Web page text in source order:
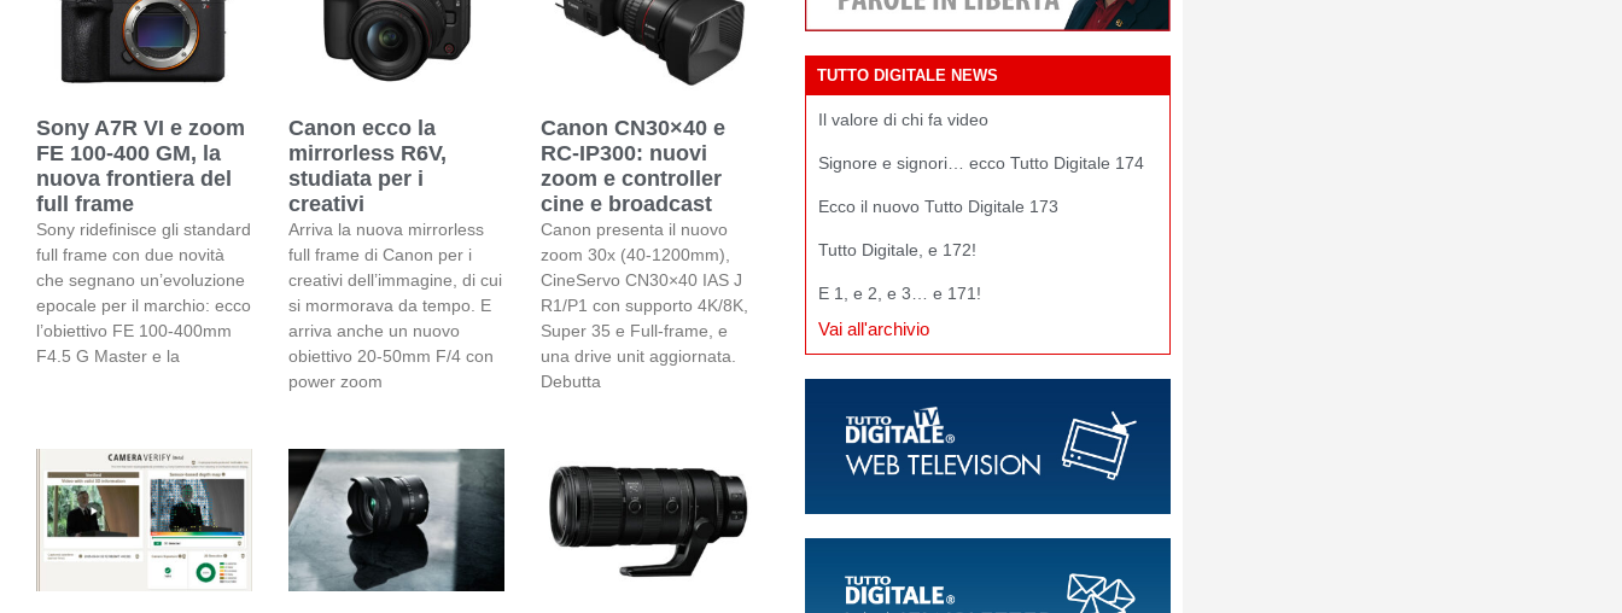
Sony A7R VI e zoom
FE 100-400 GM, la
nuova frontiera del
full frame
Sony ridefinisce gli standard
full frame con due novità
che segnano un’evoluzione
epocale per il marchio: ecco
l’obiettivo FE 100-400mm
F4.5 G Master e la
Canon ecco la
mirrorless R6V,
studiata per i
creativi
Arriva la nuova mirrorless
full frame di Canon per i
creativi dell’immagine, di cui
si mormorava da tempo. E
arriva anche un nuovo
obiettivo 20-50mm F/4 con
power zoom
Canon CN30×40 e
RC-IP300: nuovi
zoom e controller
cine e broadcast
Canon presenta il nuovo
zoom 30x (40-1200mm),
CineServo CN30×40 IAS J
R1/P1 con supporto 4K/8K,
Super 35 e Full-frame, e
una drive unit aggiornata.
Debutta
TUTTO DIGITALE NEWS
Il valore di chi fa video
Signore e signori… ecco Tutto Digitale 174
Ecco il nuovo Tutto Digitale 173
Tutto Digitale, e 172!
E 1, e 2, e 3… e 171!
Vai all'archivio